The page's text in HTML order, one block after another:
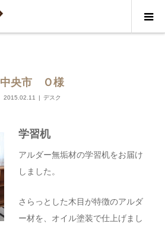
中央市 Ｏ様
2015.02.11 デスク
学習机
アルダー無垢材の学習机をお届け
しました。
さらっとした木目が特徴のアルダ
ー材を、オイル塗装で仕上げまし